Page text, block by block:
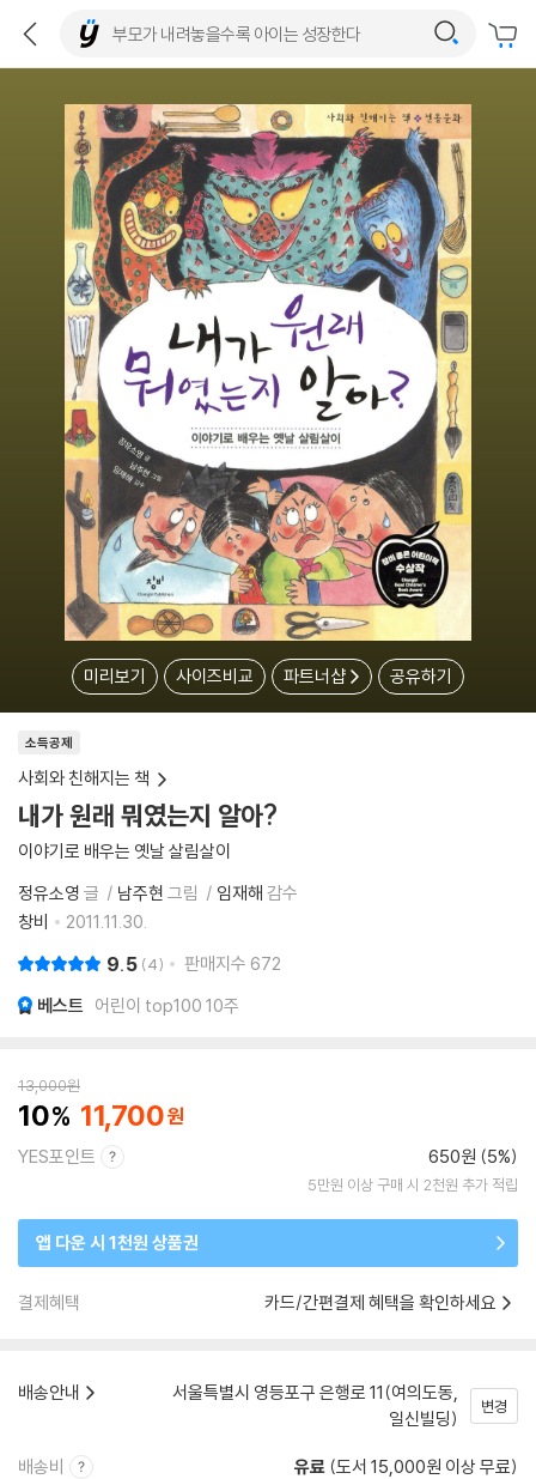
미리보기 사이즈비교 파트너샵 공유하기
소득공제
사회와 친해지는 책
내가 원래 뭐였는지 알아?
이야기로 배우는 옛날 살림살이
정유소영 글 남주현 그림 임재해 감수
창비
2011.11.30.
9.5 4 판매지수 672
베스트 어린이 top100 10주
13,000원
10 11,700
YES포인트 650원 (5%)
5만원 이상 구매 시 2천원 추가 적립
앱 다운 시 1천원 상품권
결제혜택 카드/간편결제 혜택을 확인하세요
배송안내
서울특별시 영등포구 은행로 11(여의도동,
일신빌딩)
변경
배송비 유료 (도서 15,000원 이상 무료)